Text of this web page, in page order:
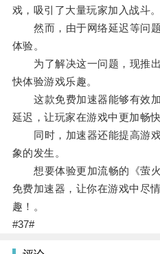
戏，吸引了大量玩家加入战斗。
然而，由于网络延迟等问题
体验。
为了解决这一问题，现推出
快体验游戏乐趣。
这款免费加速器能够有效加
延迟，让玩家在游戏中更加畅
同时，加速器还能提高游戏
象的发生。
想要体验更加流畅的《萤火
免费加速器，让你在游戏中尽
趣！。
#37#